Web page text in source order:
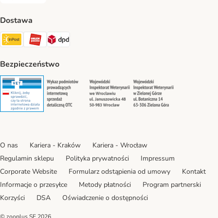
Dostawa
Paczkomat® Shipping Method
ORLEN Paczka Shipping Method
DPD Shipping Method
Bezpieczeństwo
Security Security Security
O nas Kariera - Kraków
Kariera - Wrocław
Regulamin sklepu
Polityka prywatności
Impressum
Corporate Website
Formularz odstąpienia od umowy
Kontakt
Informacje o przesyłce
Metody płatności
Program partnerski
Korzyści
DSA Oświadczenie o dostępności